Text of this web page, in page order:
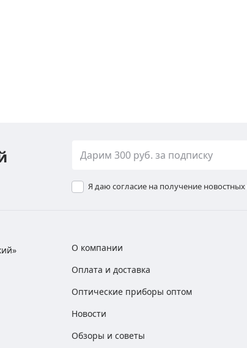
Я даю согласие на получение
О компании
Оплата и доставка
Оптические приборы оптом
Новости
Обзоры и советы